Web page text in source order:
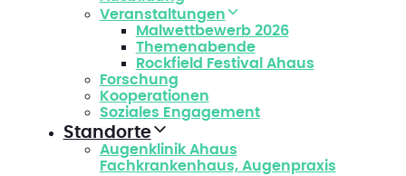
Veranstaltungen
Malwettbewerb 2026
Themenabende
Rockfield Festival Ahaus
Forschung
Kooperationen
Soziales Engagement
Standorte
Augenklinik Ahaus
Fachkrankenhaus, Augenpraxis